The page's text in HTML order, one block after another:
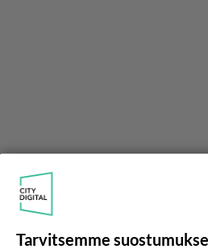
Tarvitsemme